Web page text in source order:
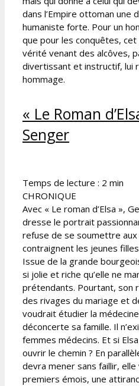
dans l’Empire ottoman une
humaniste forte. Pour un
que pour les conquêtes,
vérité venant des alcôves,
divertissant et instructif, lui
hommage.
« Le Roman
Senger
Temps de lecture : 2 min
CHRONIQUE
Avec « Le roman d’Elsa »,
dresse le portrait
refuse de se soumettre aux
contraignent les jeunes
Issue de la grande
si jolie et riche qu’elle ne
prétendants. Pourtant, son
des rivages du mariage et
voudrait étudier la
déconcerte sa famille. Il
femmes médecins. Et si
ouvrir le chemin ? En
devra mener sans faillir,
premiers émois, une